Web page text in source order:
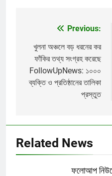
navigation
Previous:
খুলনা অঞ্চলে বড় ধরনের কর
ফাঁকির তথ্য সংগ্রহ করেছে
FollowUpNews: ১০০০
ব্যক্তি ও প্রতিষ্ঠানের তালিকা
প্রস্তুত
Related News
ফলোআপ